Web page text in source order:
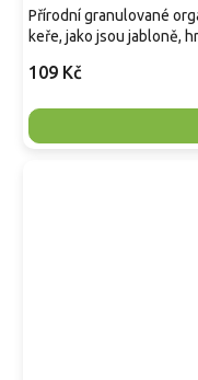
109 Kč
Přírodní granulované
keře, jako jsou jabloně,